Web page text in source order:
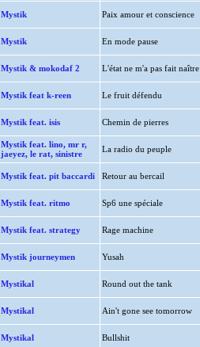
Mystik Paix amour et conscience
Mystik En mode pause
Mystik & mokodaf 2 L'état ne m'a pas fait naître
Mystik feat k-reen Le fruit défendu
Mystik feat. isis Chemin de pierres
Mystik feat. lino, mr r,
jaeyez, le rat, sinistre
La radio du peuple
Mystik feat. pit baccardi Retour au bercail
Mystik feat. ritmo Sp6 une spéciale
Mystik feat. strategy Rage machine
Mystik journeymen Yusah
Mystikal Round out the tank
Mystikal Ain't gone see tomorrow
Mystikal Bullshit